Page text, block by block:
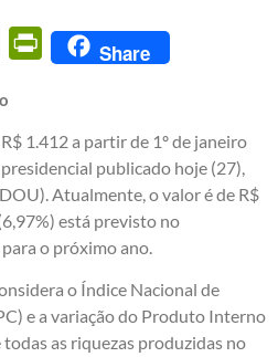
Email PrintFriendly
Share
1.412 a partir de 1º de janeiro
publicado hoje (27),
Atualmente, o valor é de R$
está previsto no
o próximo ano.
o Índice Nacional de
e a variação do Produto Interno
todas as riquezas produzidas no